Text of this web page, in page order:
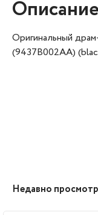
Описание
Оригинальный
(9437B002AA)
Недавно